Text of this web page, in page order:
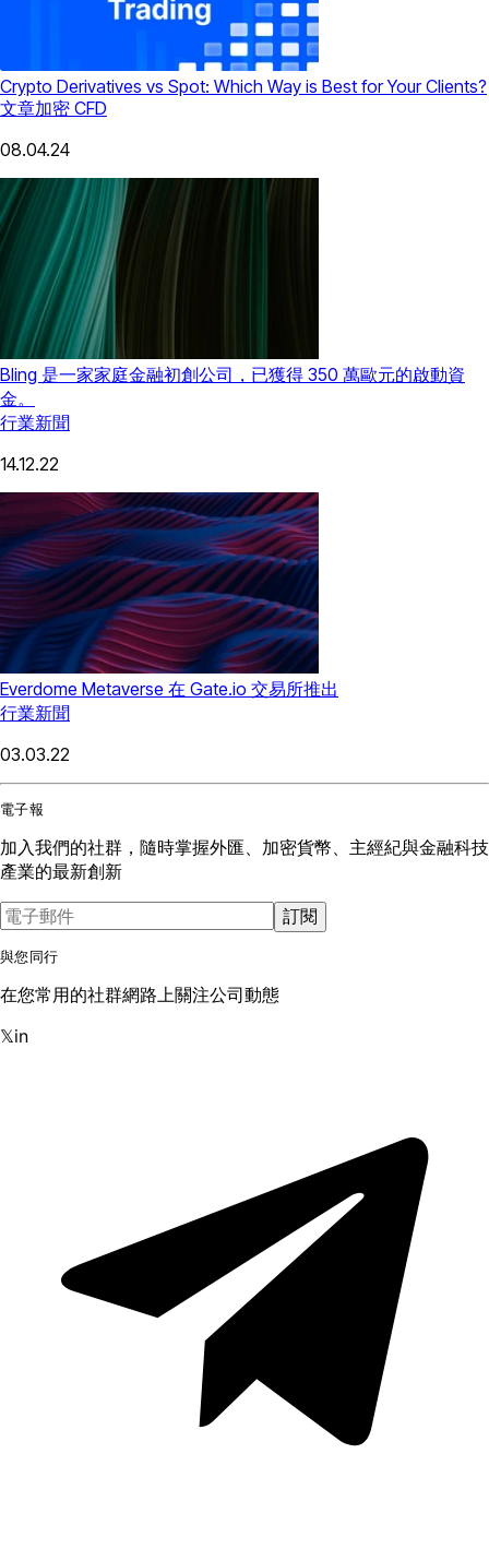
Crypto Derivatives vs Spot: Which Way is Best for Your Clients?
文章加密 CFD
08.04.24
Bling 是一家家庭金融初創公司，已獲得 350 萬歐元的啟動資
金。
行業新聞
14.12.22
Everdome Metaverse 在 Gate.io 交易所推出
行業新聞
03.03.22
電子報
加入我們的社群，隨時掌握外匯、加密貨幣、主經紀與金融科技
產業的最新創新
訂閱
與您同行
在您常用的社群網路上關注公司動態
𝕏in